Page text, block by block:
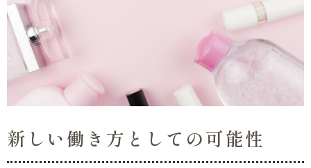
新しい働き方としての可能性